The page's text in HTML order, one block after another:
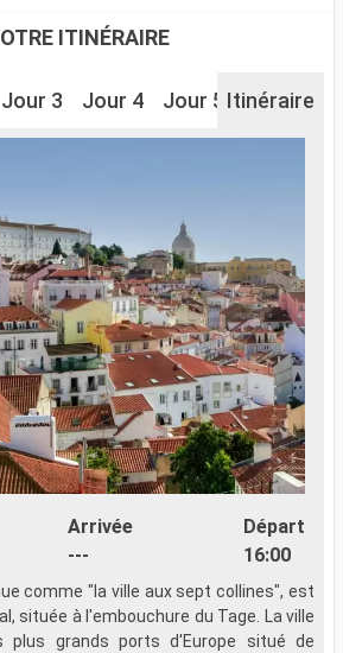
ITINÉRAIRE
Jour 3 Jour 4 Jour 5 Jour 6
Itinéraire
Arrivée
---
Départ
16:00
comme "la ville aux sept collines", est
située à l'embouchure du Tage. La ville
plus grands ports d'Europe situé de